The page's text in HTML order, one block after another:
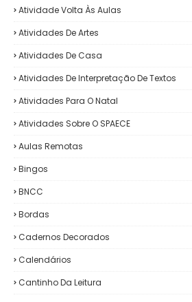
Atividade Volta Às Aulas
Atividades De Artes
Atividades De Casa
Atividades De Interpretação De Textos
Atividades Para O Natal
Atividades Sobre O SPAECE
Aulas Remotas
Bingos
BNCC
Bordas
Cadernos Decorados
Calendários
Cantinho Da Leitura